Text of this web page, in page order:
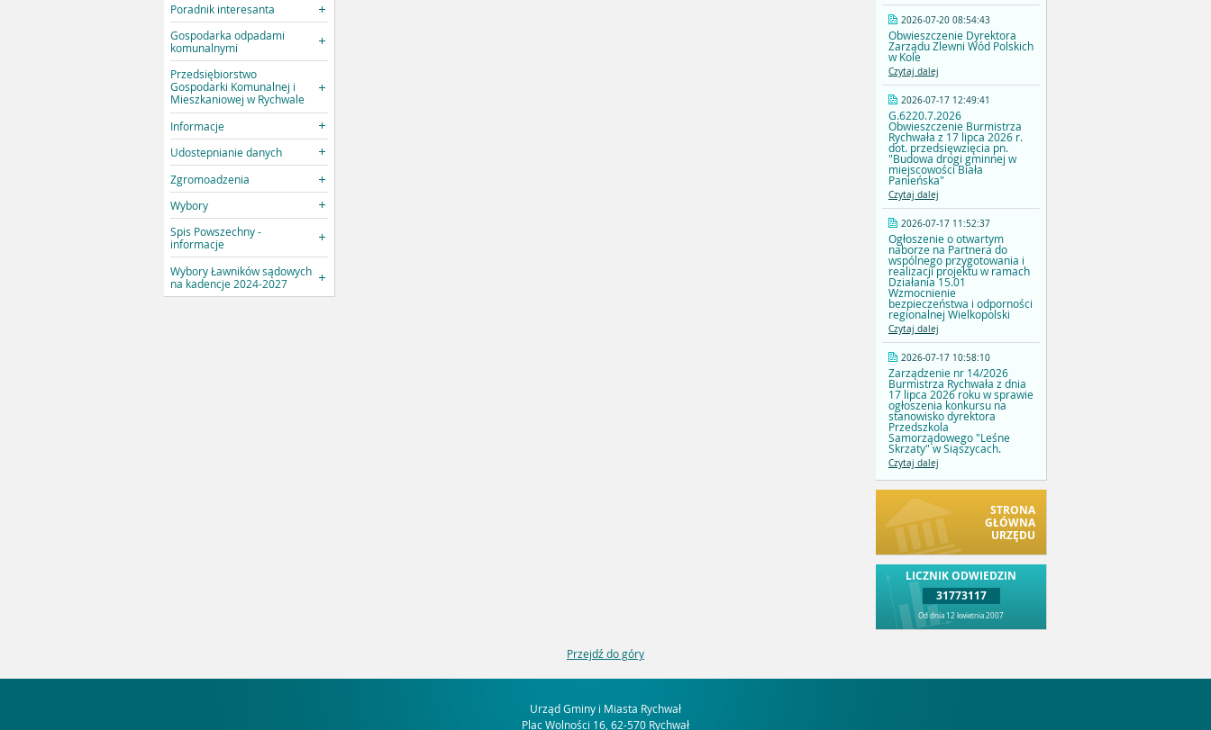
Poradnik interesanta
Gospodarka odpadami
komunalnymi
Przedsiębiorstwo
Gospodarki Komunalnej i
Mieszkaniowej w Rychwale
Informacje
Udostepnianie danych
Zgromoadzenia
Wybory
Spis Powszechny -
informacje
Wybory Ławników sądowych
na kadencje 2024-2027
2026-07-20 08:54:43
Obwieszczenie Dyrektora
Zarządu Zlewni Wód Polskich
w Kole
Czytaj dalej
2026-07-17 12:49:41
G.6220.7.2026
Obwieszczenie Burmistrza
Rychwała z 17 lipca 2026 r.
dot. przedsięwzięcia pn.
"Budowa drogi gminnej w
miejscowości Biała
Panieńska"
Czytaj dalej
2026-07-17 11:52:37
Ogłoszenie o otwartym
naborze na Partnera do
wspólnego przygotowania i
realizacji projektu w ramach
Działania 15.01
Wzmocnienie
bezpieczeństwa i odporności
regionalnej Wielkopolski
Czytaj dalej
2026-07-17 10:58:10
Zarządzenie nr 14/2026
Burmistrza Rychwała z dnia
17 lipca 2026 roku w sprawie
ogłoszenia konkursu na
stanowisko dyrektora
Przedszkola
Samorządowego "Leśne
Skrzaty" w Siąszycach.
Czytaj dalej
STRONA
GŁÓWNA
URZĘDU
LICZNIK ODWIEDZIN
31773117
Od dnia 12 kwietnia 2007
Przejdź do góry
Urząd Gminy i Miasta Rychwał
Plac Wolności 16, 62-570 Rychwał